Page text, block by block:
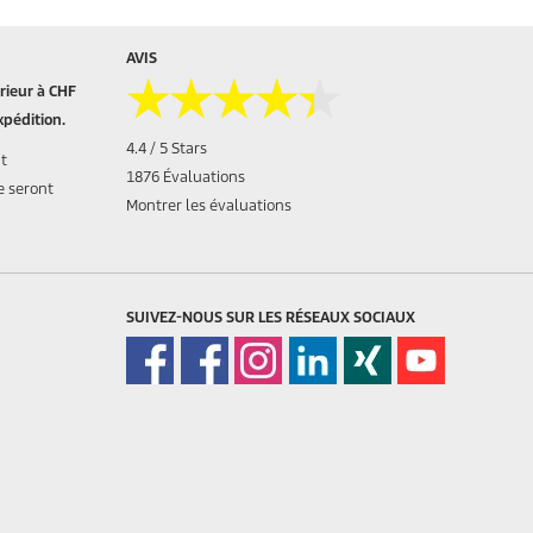
à CHF
seront
AVIS
★★★★★
★★★★★
4.4 / 5 Stars
1876 Évaluations
Montrer les évaluations
SUIVEZ-NOUS SUR LES RÉSEAUX SOCIAUX